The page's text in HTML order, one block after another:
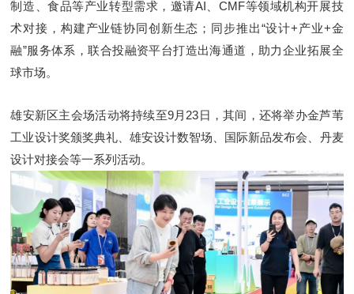
制造、食品等产业转型需求，邀请AI、CMF等领域机构开展技
术对接，构建产业链协同创新生态；同步推出“设计+产业+金
融”服务体系，联合投融资平台打造出海通道，助力企业拓展全
球市场。
雄安新区主会场活动将持续至9月23日，其间，还将举办金芦苇
工业设计奖颁奖典礼、雄安设计数智场、国际新品发布会、丹麦
设计对接会等一系列活动。